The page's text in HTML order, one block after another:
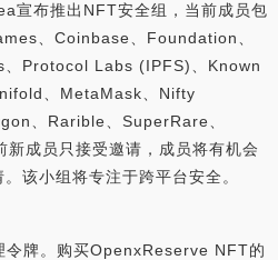
宣布推出NFT安全组，当前成员包
、Coinbase、Foundation、
Protocol Labs (IPFS)、Known
、MetaMask、Nifty
、Rarible、SuperRare、
成员只接受邀请，成员将有机会
该小组将专注于跨平台安全。
牌。购买OpenxReserve NFT的